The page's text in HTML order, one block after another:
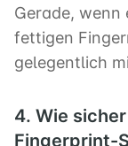
Gerade,
fettigen
gelegentlich
4. Wie
Fingerprint-